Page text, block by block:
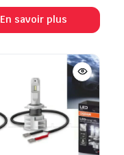
En savoir plus